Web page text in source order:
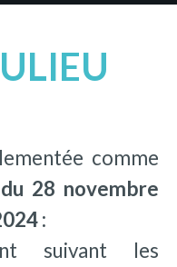
comme
du 28 novembre
:
suivant les